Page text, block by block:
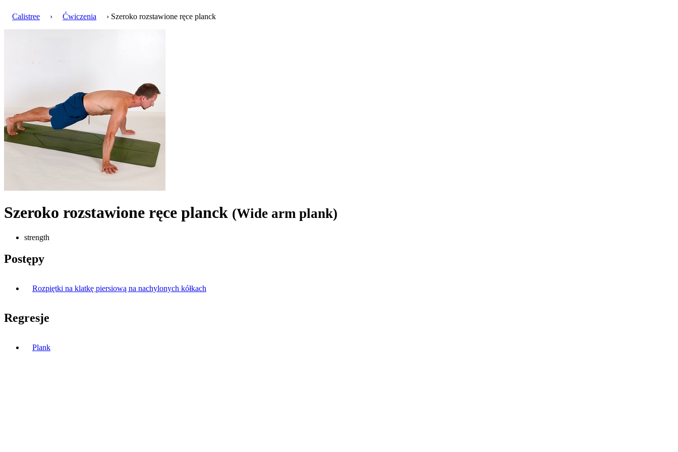
Calistree › Ćwiczenia › Szeroko rozstawione ręce planck
Szeroko rozstawione ręce planck (Wide arm plank)
strength
Postępy
Rozpiętki na klatkę piersiową na nachylonych kółkach
Regresje
Plank